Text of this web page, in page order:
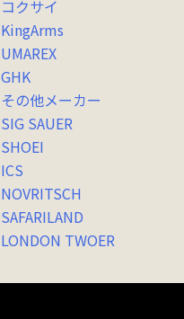
コクサイ
KingArms
UMAREX
GHK
その他メーカー
SIG SAUER
SHOEI
ICS
NOVRITSCH
SAFARILAND
LONDON TWOER